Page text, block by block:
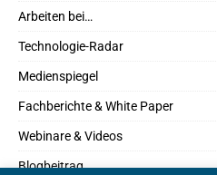
Arbeiten bei…
Technologie-Radar
Medienspiegel
Fachberichte & White Paper
Webinare & Videos
Blogbeitrag